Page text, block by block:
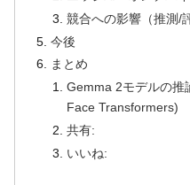
競合への影響（推測/
今後
まとめ
Gemma 2モデルの推
Face Transformers)
共有:
いいね: